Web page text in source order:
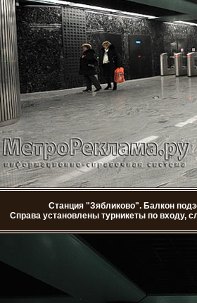
Станция "Зябликово". Балкон
Справа установлены турникеты по входу,